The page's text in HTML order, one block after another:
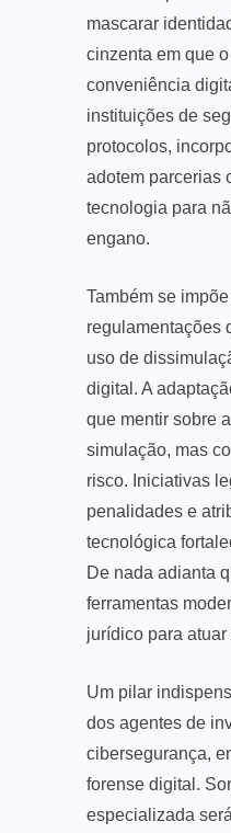
mascarar
cinzenta em que
conveniência
instituições de
protocolos,
adotem parcerias
tecnologia para
engano.
Também se
regulamentações
uso de
digital. A
que mentir sobre
simulação, mas
risco. Iniciativas
penalidades e
tecnológica
De nada adianta
ferramentas
jurídico para
Um pilar
dos agentes de
cibersegurança,
forense digital.
especializada